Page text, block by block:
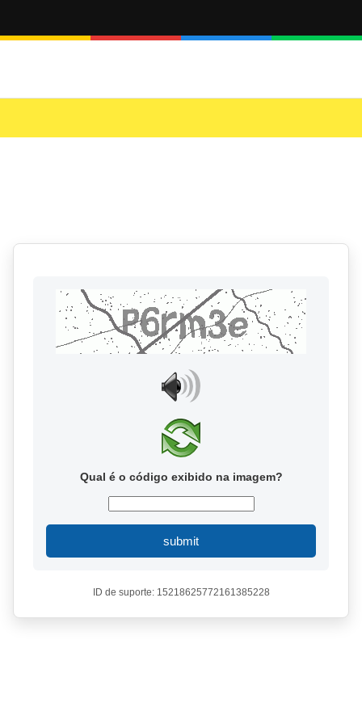
Qual é o código exibido na imagem?
submit
ID de suporte: 15218625772161385228